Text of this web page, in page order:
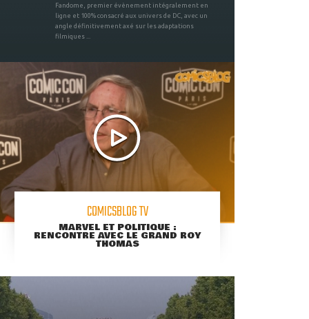
Fandome, premier évènement intégralement en
ligne et 100% consacré aux univers de DC, avec un
angle définitivement axé sur les adaptations
filmiques ...
COMICSBLOG TV
MARVEL ET POLITIQUE :
RENCONTRE AVEC LE GRAND ROY
THOMAS